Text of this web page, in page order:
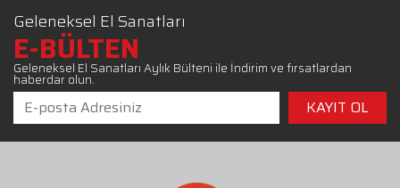
Geleneksel El Sanatları
E-BÜLTEN
Geleneksel El Sanatları Aylık Bülteni ile İndirim ve fırsatlardan
haberdar olun.